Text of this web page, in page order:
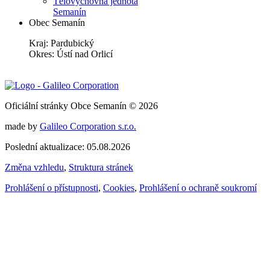
Semanín
Obec Semanín
Kraj: Pardubický
Okres: Ústí nad Orlicí
Oficiální stránky Obce Semanín © 2026
made by Galileo Corporation s.r.o.
Poslední aktualizace: 05.08.2026
Změna vzhledu, Struktura stránek
Prohlášení o přístupnosti, Cookies, Prohlášení o ochraně soukromí